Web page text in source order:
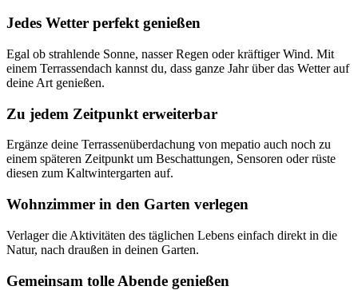
Jedes Wetter perfekt genießen
Egal ob strahlende Sonne, nasser Regen oder kräftiger Wind. Mit
einem Terrassendach kannst du, dass ganze Jahr über das Wetter auf
deine Art genießen.
Zu jedem Zeitpunkt erweiterbar
Ergänze deine Terrassenüberdachung von mepatio auch noch zu
einem späteren Zeitpunkt um Beschattungen, Sensoren oder rüste
diesen zum Kaltwintergarten auf.
Wohnzimmer in den Garten verlegen
Verlager die Aktivitäten des täglichen Lebens einfach direkt in die
Natur, nach draußen in deinen Garten.
Gemeinsam tolle Abende genießen